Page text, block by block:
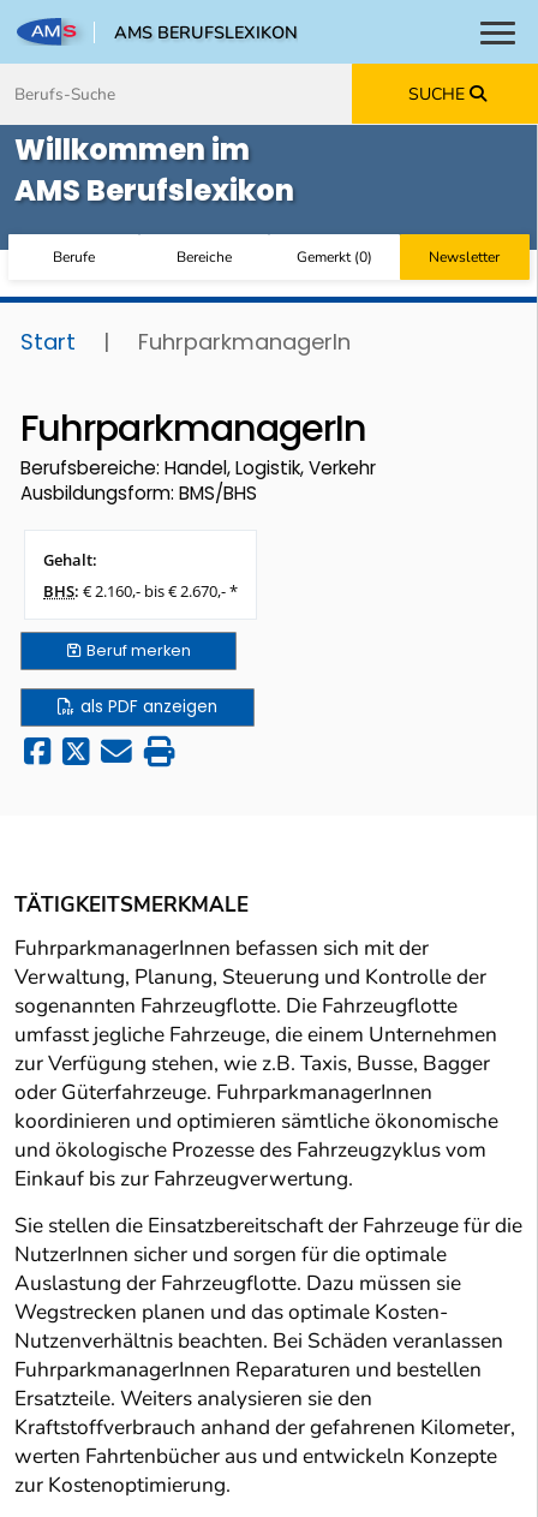
AMS BERUFSLEXIKON
SUCHE
Willkommen im
AMS Berufslexikon
Berufe Bereiche Gemerkt(0) Newsletter
Start | FuhrparkmanagerIn
FuhrparkmanagerIn
Berufsbereiche: Handel, Logistik, Verkehr
Ausbildungsform: BMS/BHS
Gehalt:
BHS: € 2.160,- bis € 2.670,- *
Berufmerken
als PDF anzeigen
TÄTIGKEITSMERKMALE
FuhrparkmanagerInnen befassen sich mit der
Verwaltung, Planung, Steuerung und Kontrolle der
sogenannten Fahrzeugflotte. Die Fahrzeugflotte
umfasst jegliche Fahrzeuge, die einem Unternehmen
zur Verfügung stehen, wie z.B. Taxis, Busse, Bagger
oder Güterfahrzeuge. FuhrparkmanagerInnen
koordinieren und optimieren sämtliche ökonomische
und ökologische Prozesse des Fahrzeugzyklus vom
Einkauf bis zur Fahrzeugverwertung.
Sie stellen die Einsatzbereitschaft der Fahrzeuge für die
NutzerInnen sicher und sorgen für die optimale
Auslastung der Fahrzeugflotte. Dazu müssen sie
Wegstrecken planen und das optimale Kosten-
Nutzenverhältnis beachten. Bei Schäden veranlassen
FuhrparkmanagerInnen Reparaturen und bestellen
Ersatzteile. Weiters analysieren sie den
Kraftstoffverbrauch anhand der gefahrenen Kilometer,
werten Fahrtenbücher aus und entwickeln Konzepte
zur Kostenoptimierung.